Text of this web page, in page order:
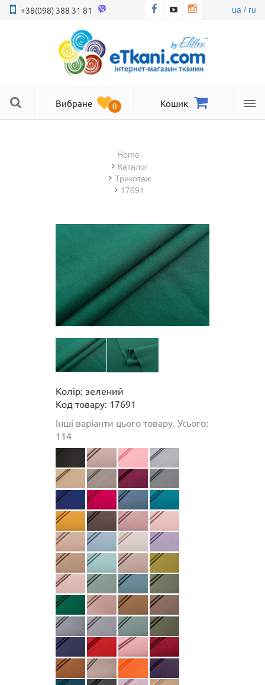
+38(098) 388 31 81 ua/ ru
Вибране 0 Кошик
Home
Каталог
трикотаж
17691
Колір: зелений
Код товару: 17691
Інші варіанти цього товару. Усього:
114